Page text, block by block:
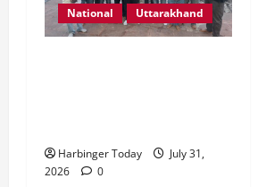
National
Uttarakhand
Harbinger Today
July 31,
2026
0